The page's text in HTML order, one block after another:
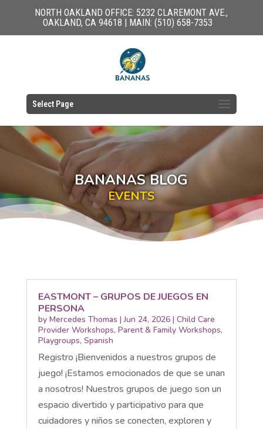
NORTH OAKLAND OFFICE: 5232 CLAREMONT AVE.,
OAKLAND, CA 94618 | MAIN: (510) 658-7353
Select Page
BANANAS BLOG
EVENTS
EASTMONT – GRUPOS DE JUEGOS EN
PERSONA
by Mercedes Thomas |Jun 24, 2026| Child Care
Provider Workshops, Parent & Family Workshops,
Playgroups, Spanish
Registro ¡Bienvenidos a nuestros grupos de
juego! ¡Estamos emocionados de que se unan
a nosotros! Nuestros grupos de juego son un
espacio divertido y participativo para que
cuidadores y niños se conecten, exploren y